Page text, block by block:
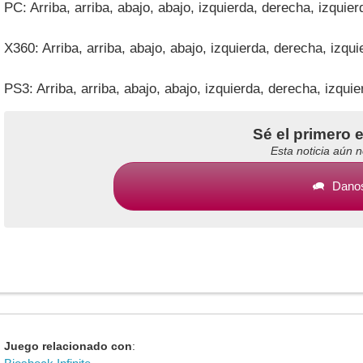
PC: Arriba, arriba, abajo, abajo, izquierda, derecha,
X360: Arriba, arriba, abajo, abajo, izquierda, derecha,
PS3: Arriba, arriba, abajo, abajo, izquierda, derecha,
Sé el primero
Esta noticia aún
Juego relacionado con: